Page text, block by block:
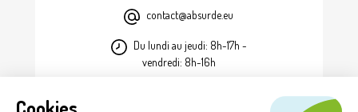
contact@absurde.eu
Du lundi au jeudi: 8h-17h -
vendredi: 8h-16h